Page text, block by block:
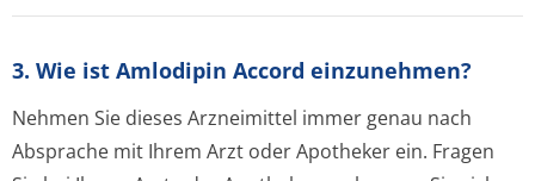
3. Wie ist Amlodipin Accord einzunehmen?
Nehmen Sie dieses Arzneimittel immer genau nach
Absprache mit Ihrem Arzt oder Apotheker ein. Fragen